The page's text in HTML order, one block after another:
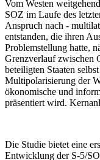
Vom Westen
SOZ im Laufe des
Anspruch nach -
entstanden, die ihren
Problemstellung hatte,
Grenzverlauf zwischen
beteiligten Staaten
Multipolarisierung der
ökonomische und
präsentiert wird.
Die Studie bietet eine
Entwicklung der S-5/